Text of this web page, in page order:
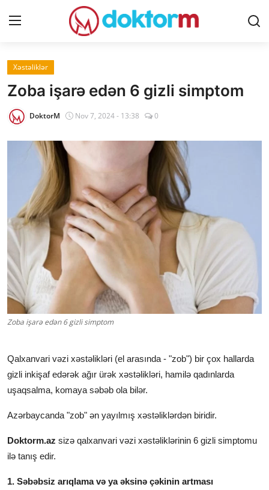
Giriş
Ana səhifə
Dərmanlar
Xəbərlər
Platforma
Yazılar
Sorğular
Klinikalar
Həkimlər
Xəstəliklər
Zoba işarə edən 6 gizli simptom
DoktorM Nov 7, 2024 - 13:38 0
Zoba işarə edən 6 gizli simptom
Qalxanvari vəzi xəstəlikləri (el arasında - "zob") bir çox hallarda
gizli inkişaf edərək ağır ürək xəstəlikləri, hamilə qadınlarda
uşaqsalma, komaya səbəb ola bilər.
Azərbaycanda "zob" ən yayılmış xəstəliklərdən biridir.
Doktorm.az sizə qalxanvari vəzi xəstəliklərinin 6 gizli simptomu
ilə tanış edir.
1. Səbəbsiz arıqlama və ya əksinə çəkinin artması